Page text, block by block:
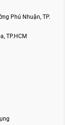
Phú Nhuận, TP.
TP.HCM